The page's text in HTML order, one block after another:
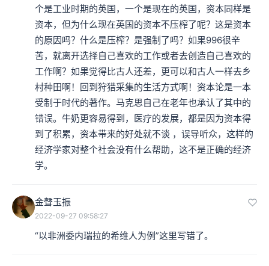
个是工业时期的英国，一个是现在的英国，资本同样是
资本，但为什么现在英国的资本不压榨了呢？这是资本
的原因吗？什么是压榨？是强制了吗？如果996很辛
苦，就离开选择自己喜欢的工作或者去创造自己喜欢的
工作啊？如果觉得比古人还差，更可以和古人一样去乡
村种田啊！回到狩猎采集的生活方式啊！资本论是一本
受制于时代的著作。马克思自己在老年也承认了其中的
错误。牛奶更容易得到，医疗的发展，都是因为资本得
到了积累，资本带来的好处就不谈 ，误导听众，这样的
经济学家对整个社会没有什么帮助，这不是正确的经济
学。
金聲玉振
2022-09-27 09:58:27
“以非洲委内瑞拉的希维人为例”这里写错了。